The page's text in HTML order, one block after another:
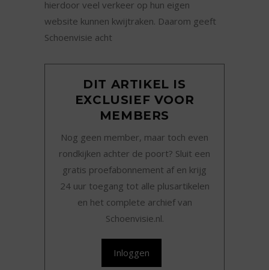
hierdoor veel verkeer op hun eigen
website kunnen kwijtraken. Daarom geeft
Schoenvisie acht
DIT ARTIKEL IS
EXCLUSIEF VOOR
MEMBERS
Nog geen member, maar toch even
rondkijken achter de poort? Sluit een
gratis proefabonnement af en krijg
24 uur toegang tot alle plusartikelen
en het complete archief van
Schoenvisie.nl.
Inloggen